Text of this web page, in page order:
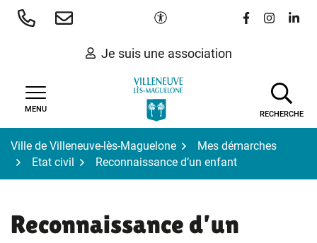
Aller
Paramètres d'accessibilité
Lien vers le
Lien vers
Lien
Je suis une association
MENU
RECHERCHE
Ville de Villeneuve-lès-Maguelone
Mes démarches
Etat civil
Reconnaissance d’un enfant
Reconnaissance d’un